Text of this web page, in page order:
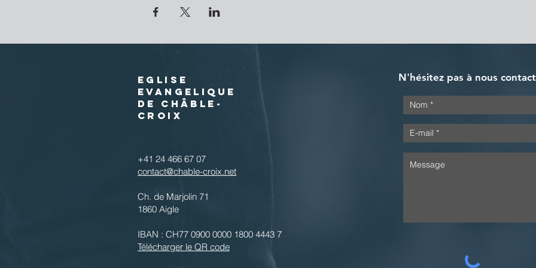
EGLISE
EVANGELIQUE
DE CHÂBLE-
CROIX
+41 24 466 67 07
contact@chable-croix.net
Ch. de Marjolin 71
1860 Aigle
IBAN : CH77 0900 0000 1800 4443 7
Télécharger le QR code
N'hésitez pas à nous